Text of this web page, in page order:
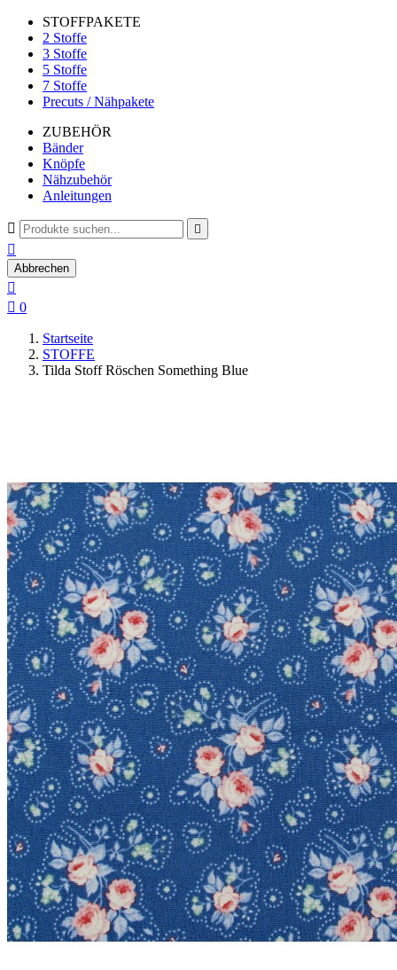
STOFFPAKETE
2 Stoffe
3 Stoffe
5 Stoffe
7 Stoffe
Precuts / Nähpakete
ZUBEHÖR
Bänder
Knöpfe
Nähzubehör
Anleitungen
 

Abbrechen

 0
Startseite
STOFFE
Tilda Stoff Röschen Something Blue